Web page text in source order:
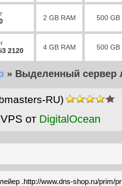
2 GB RAM 500 GB
2120
4 GB RAM 500 GB
» Выделенный сервер
RU)
от DigitalOcean
.http://www.dns-shop.ru/prim/